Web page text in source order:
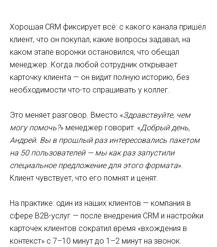
Хорошая CRM фиксирует всё: с какого канала пришёл
клиент, что он покупал, какие вопросы задавал, на
каком этапе воронки остановился, что обещал
менеджер. Когда любой сотрудник открывает
карточку клиента — он видит полную историю, без
необходимости что-то спрашивать у коллег.
Это меняет разговор. Вместо «Здравствуйте, чем
могу помочь?» менеджер говорит: «Добрый день,
Андрей. Вы в прошлый раз интересовались пакетом
на 50 пользователей — мы как раз запустили
специальное предложение для этого формата».
Клиент чувствует, что его помнят и ценят.
На практике: один из наших клиентов — компания в
сфере B2B-услуг — после внедрения CRM и настройки
карточек клиентов сократил время «вхождения в
контекст» с 7–10 минут до 1–2 минут на звонок.